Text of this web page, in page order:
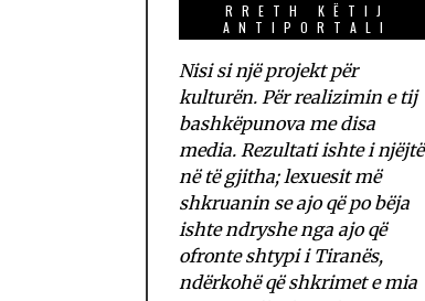
RRETH KËTIJ
ANTIPORTALI
Nisi si një projekt për
kulturën. Për realizimin e tij
bashkëpunova me disa
media. Rezultati ishte i njëjtë
në të gjitha; lexuesit më
shkruanin se ajo që po bëja
ishte ndryshe nga ajo që
ofronte shtypi i Tiranës,
ndërkohë që shkrimet e mia